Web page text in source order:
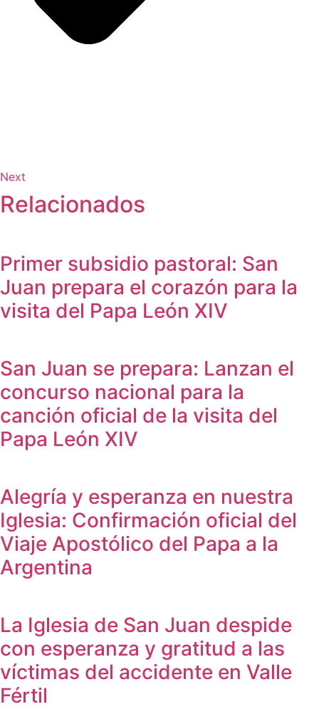
Next
Relacionados
Primer subsidio pastoral: San
Juan prepara el corazón para la
visita del Papa León XIV
San Juan se prepara: Lanzan el
concurso nacional para la
canción oficial de la visita del
Papa León XIV
Alegría y esperanza en nuestra
Iglesia: Confirmación oficial del
Viaje Apostólico del Papa a la
Argentina
La Iglesia de San Juan despide
con esperanza y gratitud a las
víctimas del accidente en Valle
Fértil